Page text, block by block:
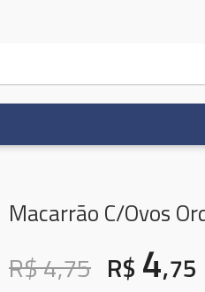
Macarrão C/Ovos
R$ 4,75 R$ 4,75